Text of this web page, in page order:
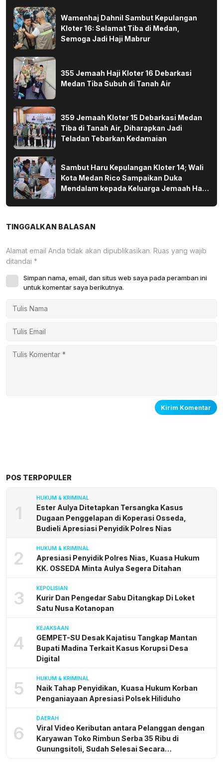
Wamenhaj Dahnil Sambut Kepulangan
Kloter 16: Selamat Tiba di Medan,
Semoga Jadi Haji Mabrur
355 Jemaah Haji Kloter 16 Debarkasi
Medan Tiba Subuh di Tanah Air
359 Jemaah Kloter 15 Debarkasi Medan
Tiba di Tanah Air, Diharapkan Jadi
Teladan Tebarkan Kedamaian
Sambut Haru Kepulangan Kloter 14; Wali
Kota Medan Rico Sampaikan Duka
Mendalam kepada Keluarga Jemaah Haji
TINGGALKAN BALASAN
Alamat email Anda tidak akan dipublikasikan. Ruas yang wajib
ditandai *
Simpan nama, email, dan situs web saya pada peramban ini
untuk komentar saya berikutnya.
POS TERPOPULER
1
HUKUM & KRIMINAL
Ester Aulya Ditetapkan Tersangka Kasus
Dugaan Penggelapan di Koperasi Osseda,
Budieli Apresiasi Penyidik Polres Nias
2 HUKUM & KRIMINAL
Apresiasi Penyidik Polres Nias, Kuasa Hukum
KK. OSSEDA Minta Aulya Segera Ditahan
3 KEPOLISIAN
Kurir Dan Pengedar Sabu Ditangkap Di Loket
Satu Nusa Kotanopan
4
KEJAKSAAN
GEMPET-SU Desak Kajatisu Tangkap Mantan
Bupati Madina Terkait Kasus Korupsi Desa
Digital
5 HUKUM & KRIMINAL
Naik Tahap Penyidikan, Kuasa Hukum Korban
Penganiayaan Apresiasi Polsek Hiliduho
6
DAERAH
Viral Video Keributan antara Pelanggan dengan
Karyawan Toko Rimbun Serba 35 Ribu di
Gunungsitoli, Sudah Selesai Secara